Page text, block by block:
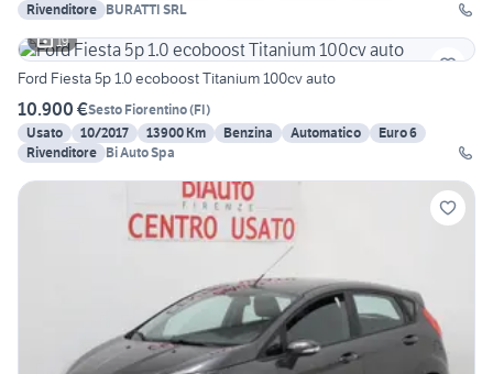
Rivenditore BURATTI SRL
19
Ford Fiesta 5p 1.0 ecoboost Titanium 100cv auto
10.900 €Sesto Fiorentino(FI)
Usato
10/2017 13900 Km Benzina Automatico
Euro 6
Rivenditore Bi Auto Spa